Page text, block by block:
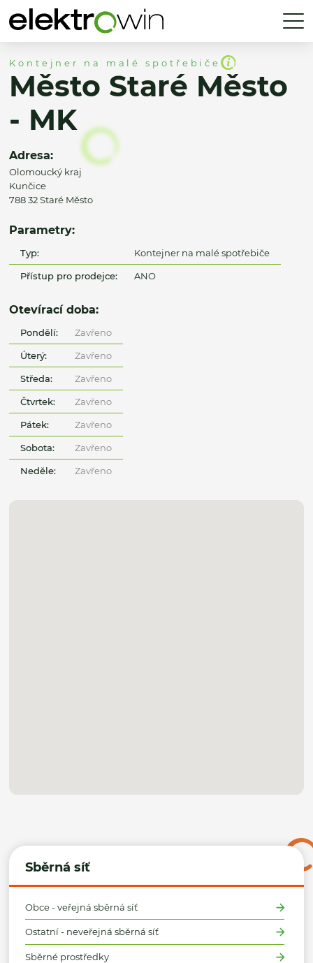
Sběrná síť
Obce - veřejná sběrná síť
Ostatní - neveřejná sběrná síť
Sběrné prostředky
Kontejner na malé spotřebiče
Město Staré Město
- MK
Adresa:
Olomoucký kraj
Kunčice
788 32 Staré Město
Parametry:
Typ: Kontejner na malé spotřebiče
Přístup pro prodejce: ANO
Otevírací doba:
Pondělí: Zavřeno
Úterý: Zavřeno
Středa: Zavřeno
Čtvrtek: Zavřeno
Pátek: Zavřeno
Sobota: Zavřeno
Neděle: Zavřeno